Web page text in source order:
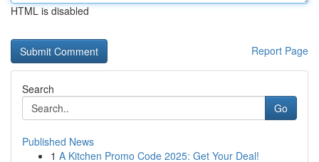
HTML is disabled
Report Page
Search
Go
Published News
1 A Kitchen Promo Code 2025: Get Your Deal!